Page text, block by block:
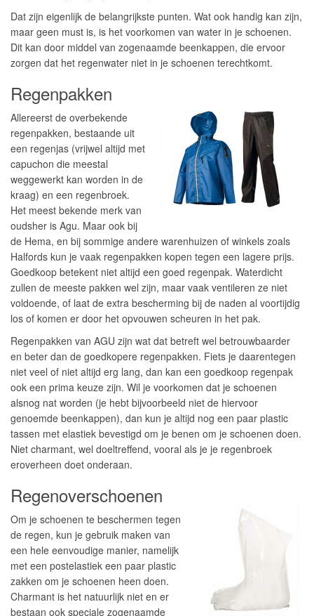
Dat zijn eigenlijk de belangrijkste punten. Wat ook handig kan zijn,
maar geen must is, is het voorkomen van water in je schoenen.
Dit kan door middel van zogenaamde beenkappen, die ervoor
zorgen dat het regenwater niet in je schoenen terechtkomt.
Regenpakken
Allereerst de overbekende
regenpakken, bestaande uit
een regenjas (vrijwel altijd met
capuchon die meestal
weggewerkt kan worden in de
kraag) en een regenbroek.
Het meest bekende merk van
oudsher is Agu. Maar ook bij
de Hema, en bij sommige andere warenhuizen of winkels zoals
Halfords kun je vaak regenpakken kopen tegen een lagere prijs.
Goedkoop betekent niet altijd een goed regenpak. Waterdicht
zullen de meeste pakken wel zijn, maar vaak ventileren ze niet
voldoende, of laat de extra bescherming bij de naden al voortijdig
los of komen er door het opvouwen scheuren in het pak.
Regenpakken van AGU zijn wat dat betreft wel betrouwbaarder
en beter dan de goedkopere regenpakken. Fiets je daarentegen
niet veel of niet altijd erg lang, dan kan een goedkoop regenpak
ook een prima keuze zijn. Wil je voorkomen dat je schoenen
alsnog nat worden (je hebt bijvoorbeeld niet de hiervoor
genoemde beenkappen), dan kun je altijd nog een paar plastic
tassen met elastiek bevestigd om je benen om je schoenen doen.
Niet charmant, wel doeltreffend, vooral als je je regenbroek
eroverheen doet onderaan.
Regenoverschoenen
Om je schoenen te beschermen tegen
de regen, kun je gebruik maken van
een hele eenvoudige manier, namelijk
met een postelastiek een paar plastic
zakken om je schoenen heen doen.
Charmant is het natuurlijk niet en er
bestaan ook speciale zogenaamde